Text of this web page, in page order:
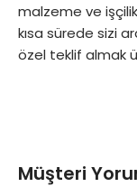
malzeme ve
kısa sürede sizi
özel teklif almak
Müşteri